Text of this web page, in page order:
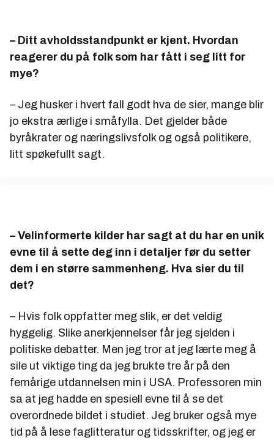
– Ditt avholdsstandpunkt er kjent. Hvordan
reagerer du på folk som har fått i seg litt for
mye?
– Jeg husker i hvert fall godt hva de sier, mange blir
jo ekstra ærlige i småfylla. Det gjelder både
byråkrater og næringslivsfolk og også politikere,
litt spøkefullt sagt.
– Velinformerte kilder har sagt at du har en unik
evne til å sette deg inn i detaljer før du setter
dem i en større sammenheng. Hva sier du til
det?
– Hvis folk oppfatter meg slik, er det veldig
hyggelig. Slike anerkjennelser får jeg sjelden i
politiske debatter. Men jeg tror at jeg lærte meg å
sile ut viktige ting da jeg brukte tre år på den
femårige utdannelsen min i USA. Professoren min
sa at jeg hadde en spesiell evne til å se det
overordnede bildet i studiet. Jeg bruker også mye
tid på å lese faglitteratur og tidsskrifter, og jeg er